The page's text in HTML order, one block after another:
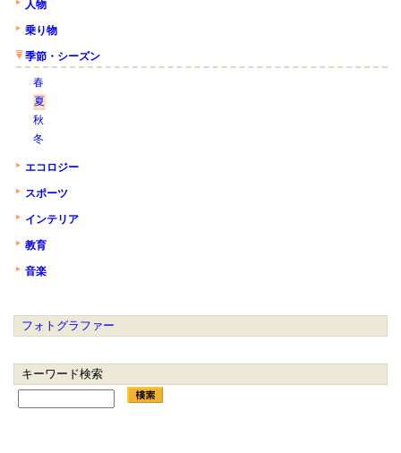
人物
乗り物
季節・シーズン
春
夏
秋
冬
エコロジー
スポーツ
インテリア
教育
音楽
フォトグラファー
キーワード検索